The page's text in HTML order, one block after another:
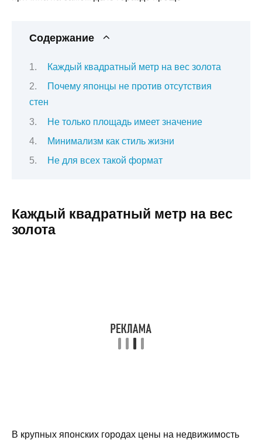
Содержание
Каждый квадратный метр на вес золота
Почему японцы не против отсутствия
стен
Не только площадь имеет значение
Минимализм как стиль жизни
Не для всех такой формат
Каждый квадратный метр на вес
золота
В крупных японских городах цены на недвижимость